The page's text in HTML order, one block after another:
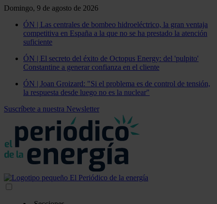
Domingo, 9 de agosto de 2026
ÓN | Las centrales de bombeo hidroeléctrico, la gran ventaja
competitiva en España a la que no se ha prestado la atención
suficiente
ÓN | El secreto del éxito de Octopus Energy: del 'pulpito'
Constantine a generar confianza en el cliente
ÓN | Joan Groizard: "Si el problema es de control de tensión,
la respuesta desde luego no es la nuclear"
Suscríbete a nuestra Newsletter